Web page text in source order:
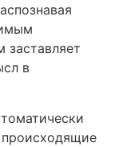
заставляет
в